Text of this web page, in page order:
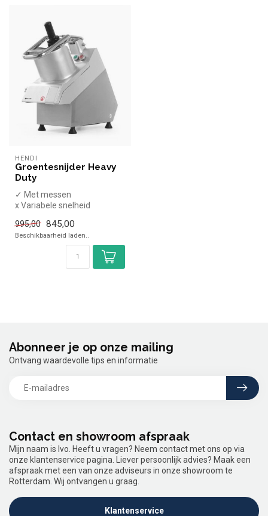
HENDI
Groentesnijder Heavy
Duty
✓ Met messen
x Variabele snelheid
995,00 845,00
Beschikbaarheid laden..
Contact en showroom afspraak
Mijn naam is Ivo. Heeft u vragen? Neem contact met ons op via
onze klantenservice pagina. Liever persoonlijk advies? Maak een
afspraak met een van onze adviseurs in onze showroom te
Rotterdam. Wij ontvangen u graag.
Klantenservice
Abonneer je op onze mailing
Ontvang waardevolle tips en informatie